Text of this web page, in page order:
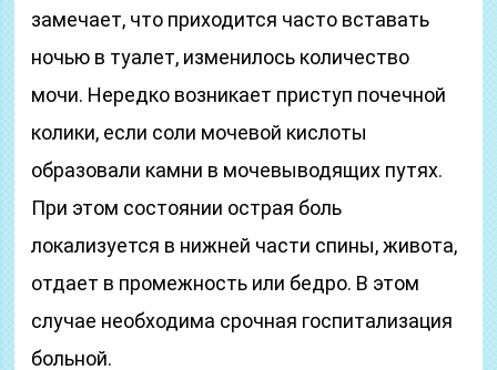
замечает, что приходится часто вставать
ночью в туалет, изменилось количество
мочи. Нередко возникает приступ почечной
колики, если соли мочевой кислоты
образовали камни в мочевыводящих путях.
При этом состоянии острая боль
локализуется в нижней части спины, живота,
отдает в промежность или бедро. В этом
случае необходима срочная госпитализация
больной.